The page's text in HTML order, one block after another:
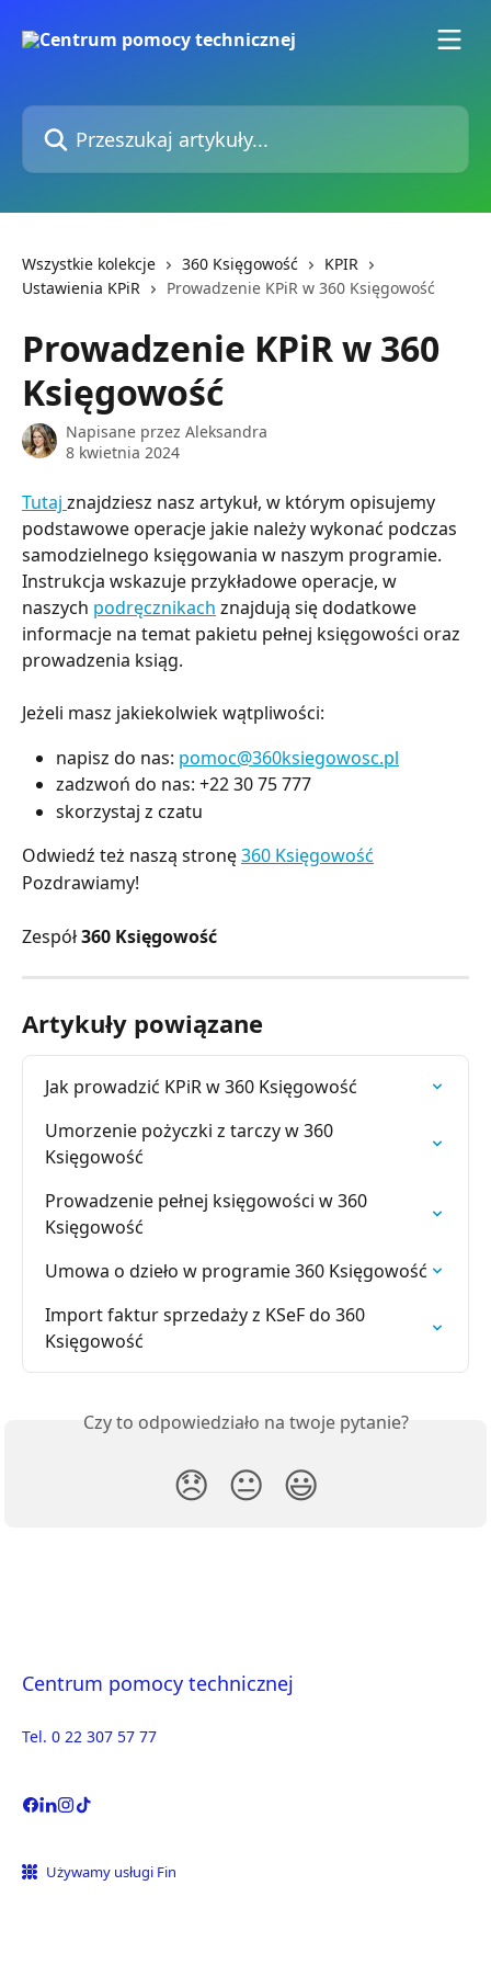
Przeszukaj artykuły...
Wszystkie kolekcje 360 Księgowość
KPIR
Ustawienia KPiR
Prowadzenie KPiR w 360 Księgowość
Prowadzenie KPiR w 360
Księgowość
Napisane przez Aleksandra
8 kwietnia 2024
Tutaj znajdziesz nasz artykuł, w którym opisujemy
podstawowe operacje jakie należy wykonać podczas
samodzielnego księgowania w naszym programie.
Instrukcja wskazuje przykładowe operacje, w
naszych podręcznikach znajdują się dodatkowe
informacje na temat pakietu pełnej księgowości oraz
prowadzenia ksiąg.
Jeżeli masz jakiekolwiek wątpliwości:
napisz do nas: pomoc@360ksiegowosc.pl
zadzwoń do nas: +22 30 75 777
skorzystaj z czatu
Odwiedź też naszą stronę360 Księgowość
Pozdrawiamy!
Zespół360 Księgowość
Artykuły powiązane
Jak prowadzić KPiR w 360 Księgowość
Umorzenie pożyczki z tarczy w 360
Księgowość
Prowadzenie pełnej księgowości w 360
Księgowość
Umowa o dzieło w programie 360 Księgowość
Import faktur sprzedaży z KSeF do 360
Księgowość
Czy to odpowiedziało na twoje pytanie?
😞 😐 😃
Centrum pomocy technicznej
Tel. 0 22 307 57 77
Używamy usługi Fin